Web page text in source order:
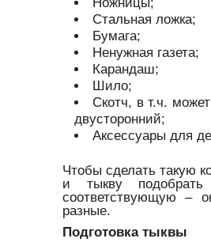
Стальная ложка;
Бумага;
Ненужная газета;
Карандаш;
Шило;
Скотч, в т.ч.
двусторонний;
Аксессуары для
Чтобы сделать такую
и тыкву
соответствующую –
разные.
Подготовка тыквы